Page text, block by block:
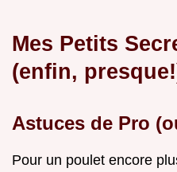
Mes Petits
(enfin,
Astuces de Pro
Pour un poulet encore